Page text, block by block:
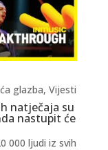
natječaja su
nastupit će
glazba, Vijesti
000 ljudi iz svih